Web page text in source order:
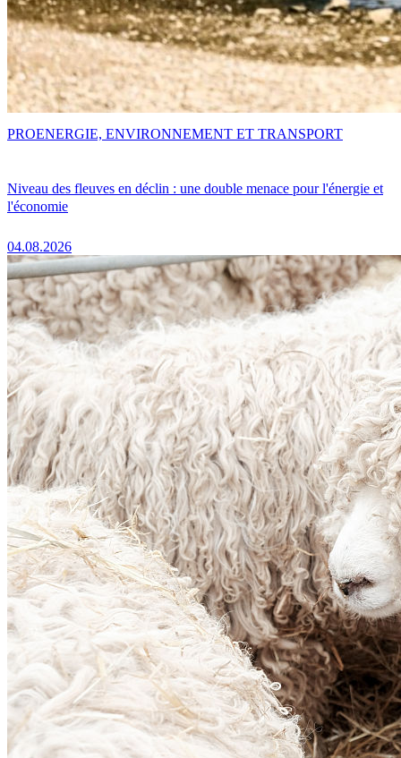
Niveau des fleuves en déclin : une double menace pour l'énergie et
l'économie
04.08.2026
PROENERGIE, ENVIRONNEMENT ET TRANSPORT